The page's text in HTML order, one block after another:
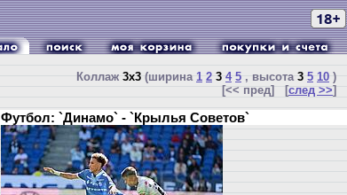
Коллаж 3x3 (ширина 1 2 3 4 5 , высота 3 5 10 )
[<< пред] [след >>]
Футбол: `Динамо` - `Крылья Советов`